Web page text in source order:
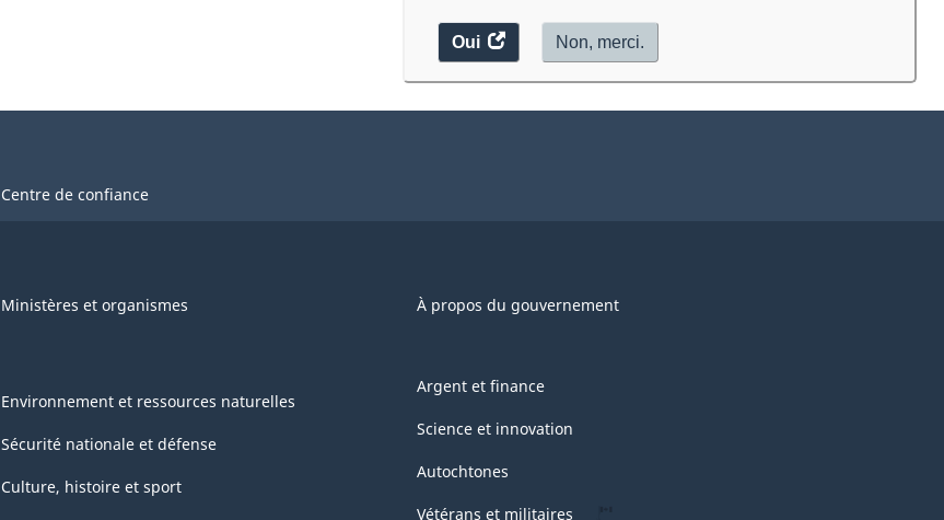
Oui
accéder
au
Non, merci.
Centre de confiance
Ministères et organismes À propos du gouvernement
Environnement et ressources naturelles
Sécurité nationale et défense
Culture, histoire et sport
Argent et finance
Science et innovation
Autochtones
Vétérans et militaires